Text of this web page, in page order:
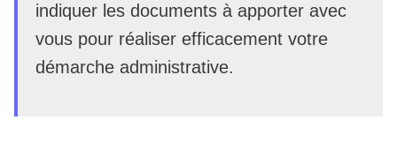
indiquer les documents à apporter avec
vous pour réaliser efficacement votre
démarche administrative.